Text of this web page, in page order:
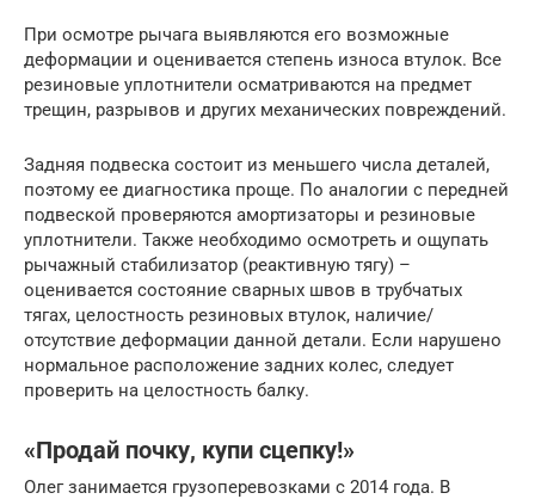
При осмотре рычага выявляются его возможные
деформации и оценивается степень износа втулок. Все
резиновые уплотнители осматриваются на предмет
трещин, разрывов и других механических повреждений.
Задняя подвеска состоит из меньшего числа деталей,
поэтому ее диагностика проще. По аналогии с передней
подвеской проверяются амортизаторы и резиновые
уплотнители. Также необходимо осмотреть и ощупать
рычажный стабилизатор (реактивную тягу) –
оценивается состояние сварных швов в трубчатых
тягах, целостность резиновых втулок, наличие/
отсутствие деформации данной детали. Если нарушено
нормальное расположение задних колес, следует
проверить на целостность балку.
«Продай почку, купи сцепку!»
Олег занимается грузоперевозками с 2014 года. В